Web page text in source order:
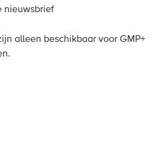
nieuwsbrief
alleen beschikbaar voor GMP+